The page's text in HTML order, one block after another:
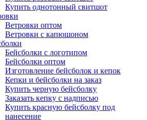
Купить однотонный свитшот
Ветровки оптом
Ветровки с капюшоном
Бейсболки с логотипом
Бейсболки оптом
Изготовление бейсболок и кепок
Кепки и бейсболки на заказ
Купить черную бейсболку
Заказать кепку с надписью
Купить красную бейсболку под
нанесение